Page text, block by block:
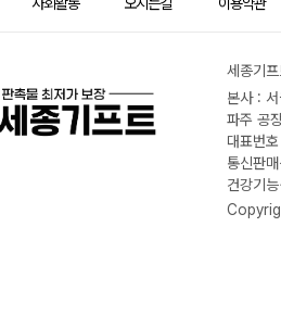
세종기
본사 :
파주 공
대표번
통신판
건강기